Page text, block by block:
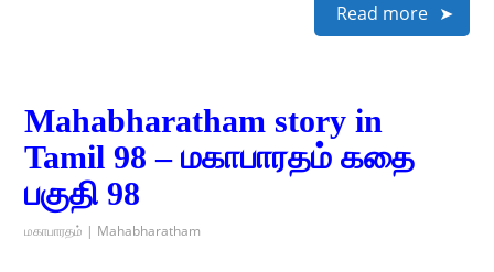
Read more
Mahabharatham story in
Tamil 98 – மகாபாரதம் கதை
பகுதி 98
மகாபாரதம் | Mahabharatham